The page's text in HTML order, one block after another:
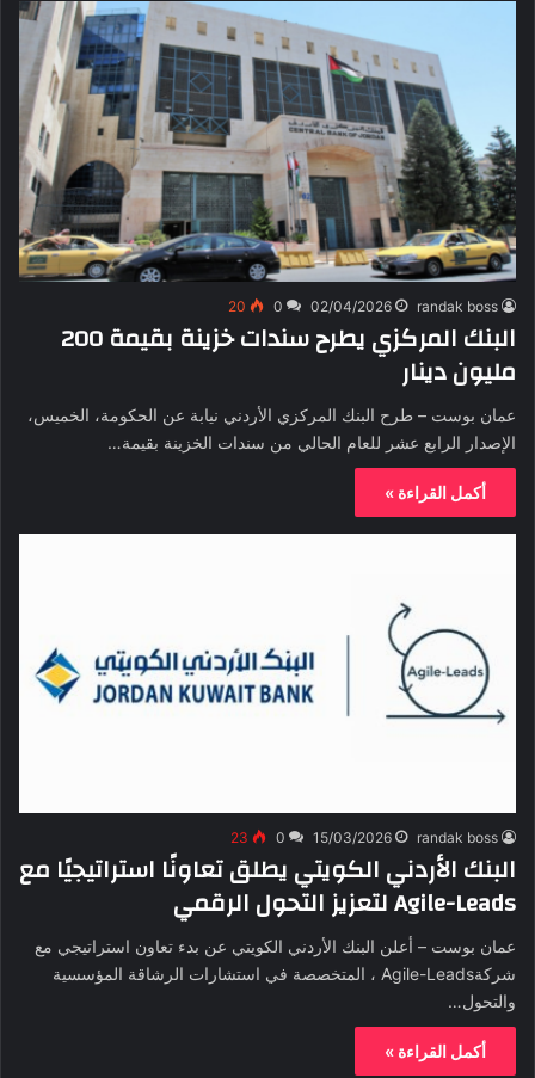
randak boss
02/04/2026
0
20
البنك المركزي يطرح سندات خزينة بقيمة 200
مليون دينار
عمان بوست – طرح البنك المركزي الأردني نيابة عن الحكومة، الخميس،
الإصدار الرابع عشر للعام الحالي من سندات الخزينة بقيمة…
أكمل القراءة »
randak boss
15/03/2026
0
23
البنك الأردني الكويتي يطلق تعاونًا استراتيجيًا مع
Agile-Leads لتعزيز التحول الرقمي
عمان بوست – أعلن البنك الأردني الكويتي عن بدء تعاون استراتيجي مع
شركةAgile-Leads ، المتخصصة في استشارات الرشاقة المؤسسية
والتحول…
أكمل القراءة »